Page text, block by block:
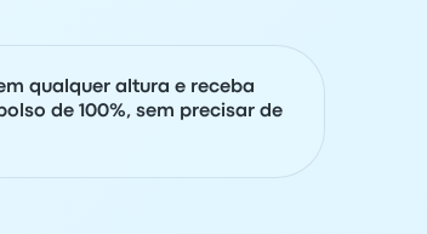
qualquer altura e receba
de 100%, sem precisar de